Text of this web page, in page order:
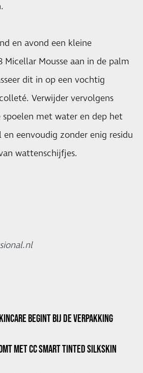
en avond een kleine
Micellar Mousse aan in de palm
dit in op een vochtig
Verwijder vervolgens
met water en dep het
eenvoudig zonder enig residu
wattenschijfjes.
BEGINT BIJ DE VERPAKKING
MET CC SMART TINTED SILKSKIN